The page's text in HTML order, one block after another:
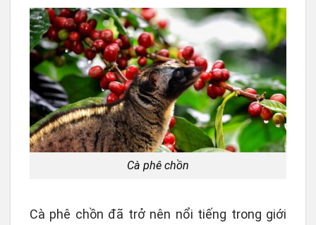
Cà phê chồn
Cà phê chồn đã trở nên nổi tiếng trong giới